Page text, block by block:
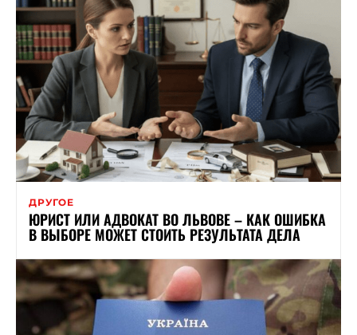
ДРУГОЕ
ЮРИСТ ИЛИ АДВОКАТ ВО ЛЬВОВЕ – КАК ОШИБКА
В ВЫБОРЕ МОЖЕТ СТОИТЬ РЕЗУЛЬТАТА ДЕЛА